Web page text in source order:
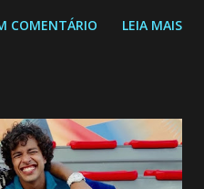
de 08/06/26 a 14/06/26
ser o tipo de
toda a vida. Camila
COMENTÁRIO LEIA MAIS